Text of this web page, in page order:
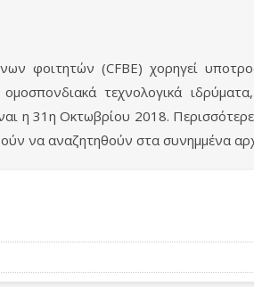
φοιτητών (CFBE) χορηγεί
τεχνολογικά
η 31η Οκτωβρίου 2018.
να αναζητηθούν στα συνημμένα